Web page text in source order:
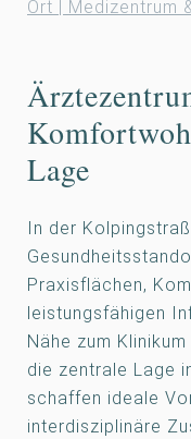
Lage
In der
Praxisflächen,
leistungsfähigen
Nähe zum
die zentrale Lage
schaffen ideale
interdisziplinäre